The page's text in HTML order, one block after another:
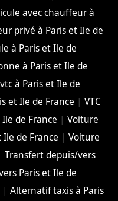
avec chauffeur à
privé à Paris et Ile de
à Paris et Ile de
à Paris et Ile de
à Paris et Ile de
et Ile de France |VTC
Ile de France |Voiture
de France |Voiture
Transfert depuis/vers
Paris et Ile de
|Alternatif taxis à Paris